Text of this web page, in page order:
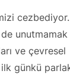
cezbediyor.
unutmamak
ve çevresel
günkü